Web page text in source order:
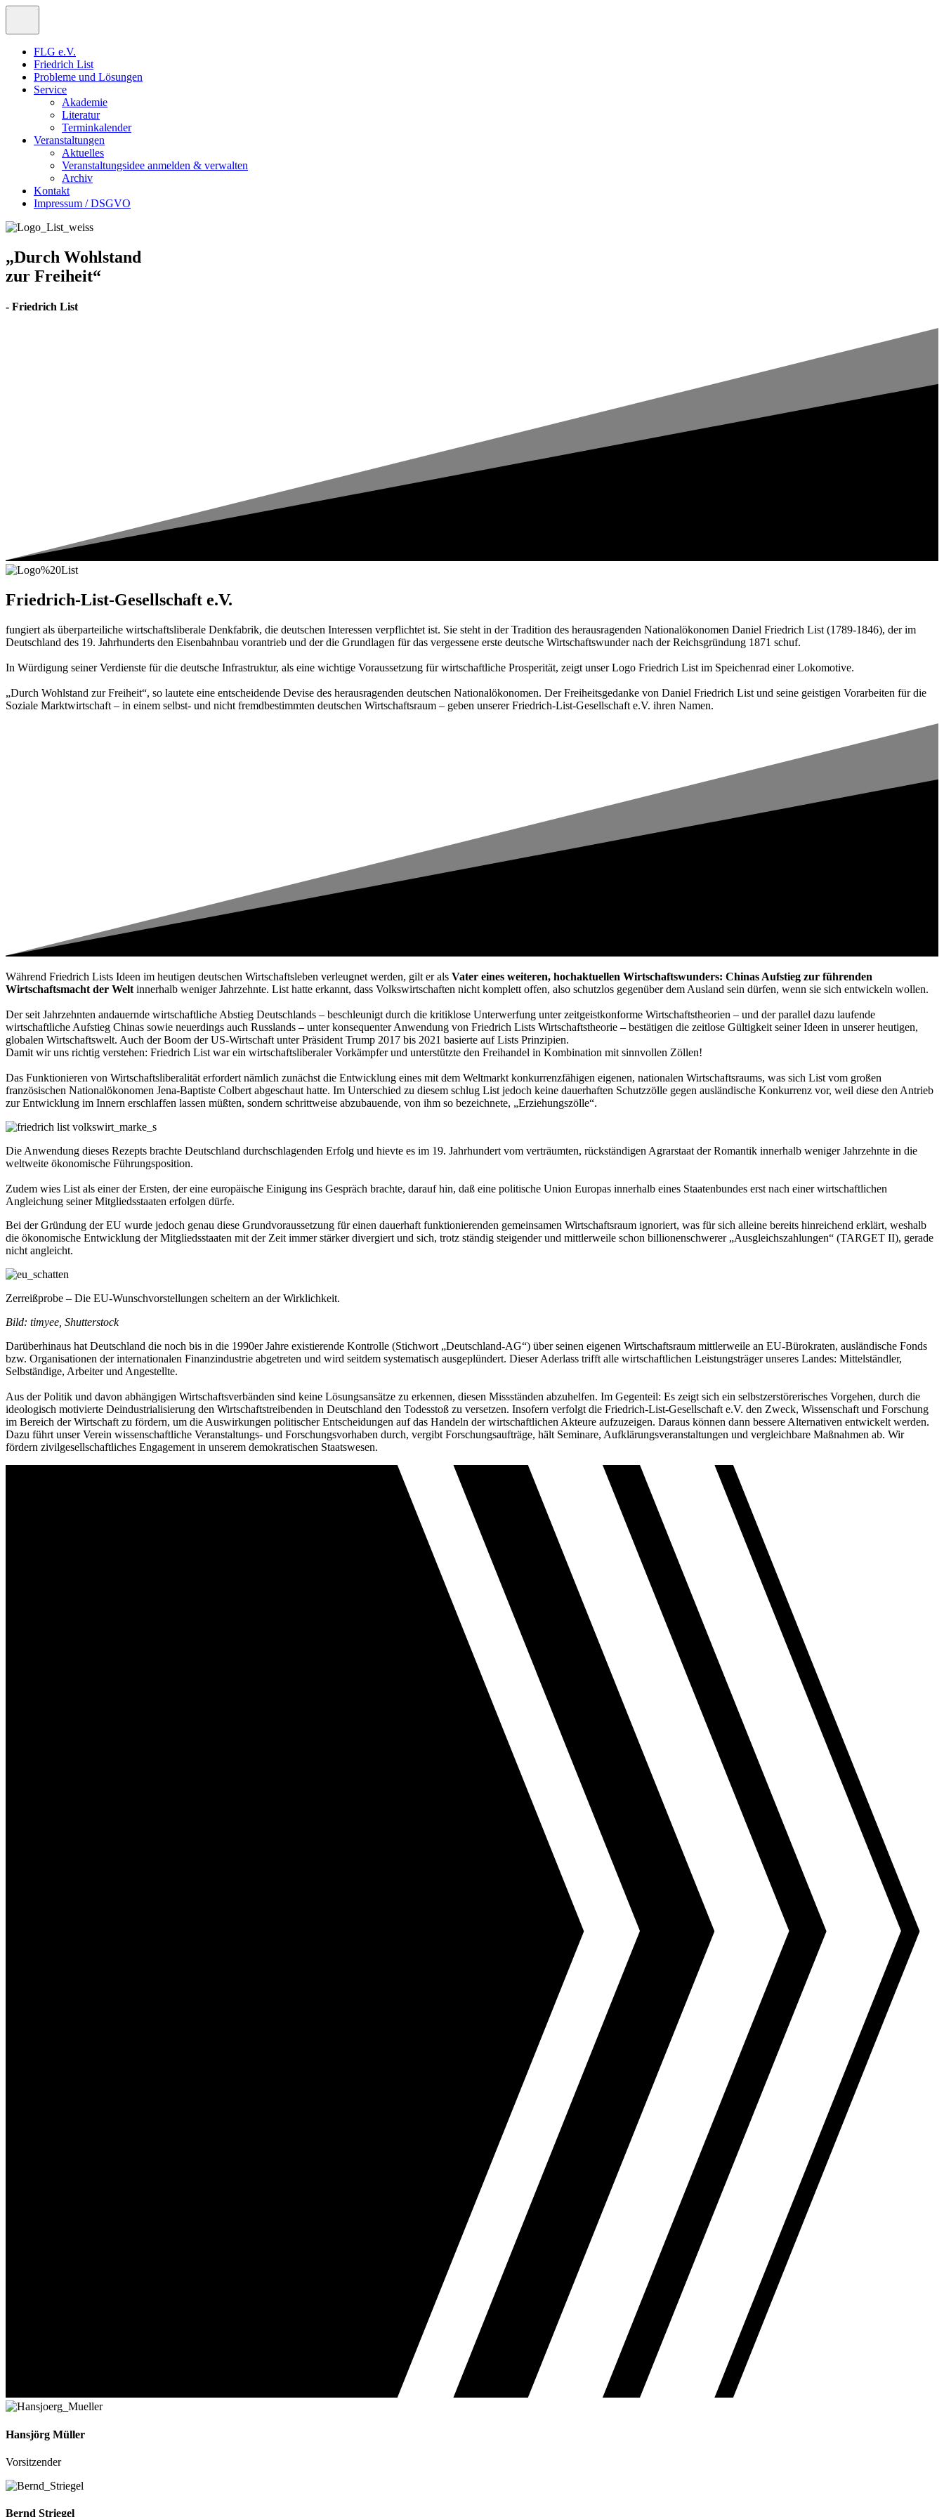
FLG e.V.
Friedrich List
Probleme und Lösungen
Service
Akademie
Literatur
Terminkalender
Veranstaltungen
Aktuelles
Veranstaltungsidee anmelden & verwalten
Archiv
Kontakt
Impressum / DSGVO
„Durch Wohlstand
zur Freiheit“
- Friedrich List
Friedrich-List-Gesellschaft e.V.
fungiert als überparteiliche wirtschaftsliberale Denkfabrik, die deutschen Interessen verpflichtet ist. Sie steht in der Tradition des herausragenden Nationalökonomen Daniel Friedrich List (1789-1846), der im
Deutschland des 19. Jahrhunderts den Eisenbahnbau vorantrieb und der die Grundlagen für das vergessene erste deutsche Wirtschaftswunder nach der Reichsgründung 1871 schuf.
In Würdigung seiner Verdienste für die deutsche Infrastruktur, als eine wichtige Voraussetzung für wirtschaftliche Prosperität, zeigt unser Logo Friedrich List im Speichenrad einer Lokomotive.
„Durch Wohlstand zur Freiheit“, so lautete eine entscheidende Devise des herausragenden deutschen Nationalökonomen. Der Freiheitsgedanke von Daniel Friedrich List und seine geistigen Vorarbeiten für die
Soziale Marktwirtschaft – in einem selbst- und nicht fremdbestimmten deutschen Wirtschaftsraum – geben unserer Friedrich-List-Gesellschaft e.V. ihren Namen.
Während Friedrich Lists Ideen im heutigen deutschen Wirtschaftsleben verleugnet werden, gilt er als Vater eines weiteren, hochaktuellen Wirtschaftswunders: Chinas Aufstieg zur führenden
Wirtschaftsmacht der Welt innerhalb weniger Jahrzehnte. List hatte erkannt, dass Volkswirtschaften nicht komplett offen, also schutzlos gegenüber dem Ausland sein dürfen, wenn sie sich entwickeln wollen.
Der seit Jahrzehnten andauernde wirtschaftliche Abstieg Deutschlands – beschleunigt durch die kritiklose Unterwerfung unter zeitgeistkonforme Wirtschaftstheorien – und der parallel dazu laufende
wirtschaftliche Aufstieg Chinas sowie neuerdings auch Russlands – unter konsequenter Anwendung von Friedrich Lists Wirtschaftstheorie – bestätigen die zeitlose Gültigkeit seiner Ideen in unserer heutigen,
globalen Wirtschaftswelt. Auch der Boom der US-Wirtschaft unter Präsident Trump 2017 bis 2021 basierte auf Lists Prinzipien.
Damit wir uns richtig verstehen: Friedrich List war ein wirtschaftsliberaler Vorkämpfer und unterstützte den Freihandel in Kombination mit sinnvollen Zöllen!
Das Funktionieren von Wirtschaftsliberalität erfordert nämlich zunächst die Entwicklung eines mit dem Weltmarkt konkurrenzfähigen eigenen, nationalen Wirtschaftsraums, was sich List vom großen
französischen Nationalökonomen Jena-Baptiste Colbert abgeschaut hatte. Im Unterschied zu diesem schlug List jedoch keine dauerhaften Schutzzölle gegen ausländische Konkurrenz vor, weil diese den Antrieb
zur Entwicklung im Innern erschlaffen lassen müßten, sondern schrittweise abzubauende, von ihm so bezeichnete, „Erziehungszölle“.
Die Anwendung dieses Rezepts brachte Deutschland durchschlagenden Erfolg und hievte es im 19. Jahrhundert vom verträumten, rückständigen Agrarstaat der Romantik innerhalb weniger Jahrzehnte in die
weltweite ökonomische Führungsposition.
Zudem wies List als einer der Ersten, der eine europäische Einigung ins Gespräch brachte, darauf hin, daß eine politische Union Europas innerhalb eines Staatenbundes erst nach einer wirtschaftlichen
Angleichung seiner Mitgliedsstaaten erfolgen dürfe.
Bei der Gründung der EU wurde jedoch genau diese Grundvoraussetzung für einen dauerhaft funktionierenden gemeinsamen Wirtschaftsraum ignoriert, was für sich alleine bereits hinreichend erklärt, weshalb
die ökonomische Entwicklung der Mitgliedsstaaten mit der Zeit immer stärker divergiert und sich, trotz ständig steigender und mittlerweile schon billionenschwerer „Ausgleichszahlungen“ (TARGET II), gerade
nicht angleicht.
Zerreißprobe – Die EU-Wunschvorstellungen scheitern an der Wirklichkeit.
Bild: timyee, Shutterstock
Darüberhinaus hat Deutschland die noch bis in die 1990er Jahre existierende Kontrolle (Stichwort „Deutschland-AG“) über seinen eigenen Wirtschaftsraum mittlerweile an EU-Bürokraten, ausländische Fonds
bzw. Organisationen der internationalen Finanzindustrie abgetreten und wird seitdem systematisch ausgeplündert. Dieser Aderlass trifft alle wirtschaftlichen Leistungsträger unseres Landes: Mittelständler,
Selbständige, Arbeiter und Angestellte.
Aus der Politik und davon abhängigen Wirtschaftsverbänden sind keine Lösungsansätze zu erkennen, diesen Missständen abzuhelfen. Im Gegenteil: Es zeigt sich ein selbstzerstörerisches Vorgehen, durch die
ideologisch motivierte Deindustrialisierung den Wirtschaftstreibenden in Deutschland den Todesstoß zu versetzen. Insofern verfolgt die Friedrich-List-Gesellschaft e.V. den Zweck, Wissenschaft und Forschung
im Bereich der Wirtschaft zu fördern, um die Auswirkungen politischer Entscheidungen auf das Handeln der wirtschaftlichen Akteure aufzuzeigen. Daraus können dann bessere Alternativen entwickelt werden.
Dazu führt unser Verein wissenschaftliche Veranstaltungs- und Forschungsvorhaben durch, vergibt Forschungsaufträge, hält Seminare, Aufklärungsveranstaltungen und vergleichbare Maßnahmen ab. Wir
fördern zivilgesellschaftliches Engagement in unserem demokratischen Staatswesen.
Hansjörg Müller
Vorsitzender
Bernd Striegel